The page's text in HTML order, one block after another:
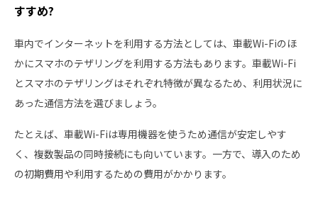
すすめ?
車内でインターネットを利用する方法としては、車載Wi-Fiのほ
かにスマホのテザリングを利用する方法もあります。車載Wi-Fi
とスマホのテザリングはそれぞれ特徴が異なるため、利用状況に
あった通信方法を選びましょう。
たとえば、車載Wi-Fiは専用機器を使うため通信が安定しやす
く、複数製品の同時接続にも向いています。一方で、導入のため
の初期費用や利用するための費用がかかります。